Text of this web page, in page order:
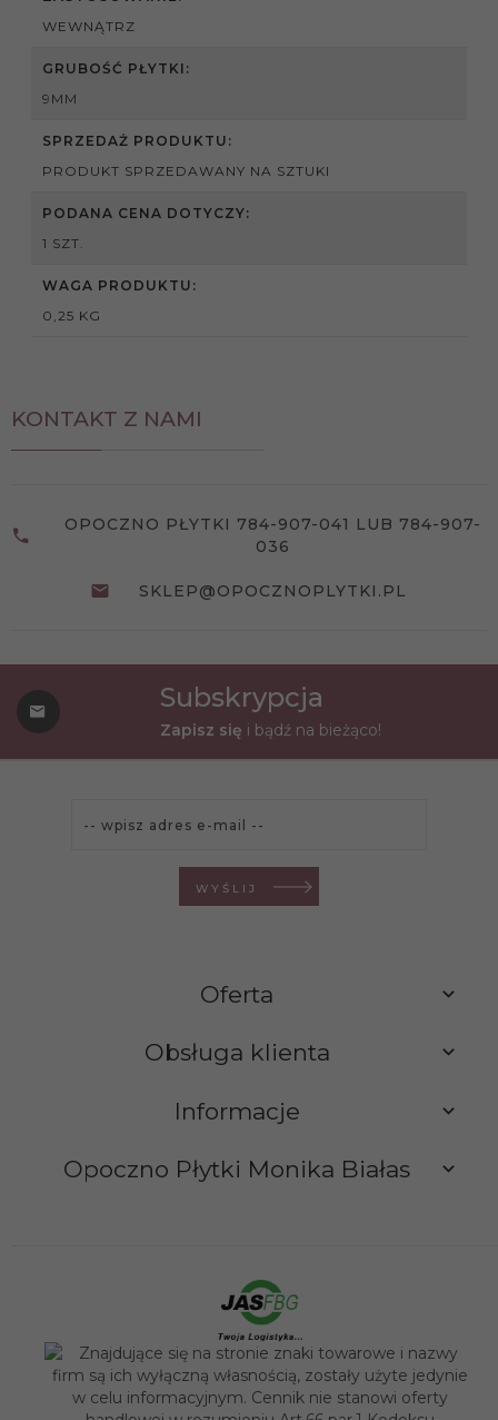
WEWNĄTRZ
GRUBOŚĆ PŁYTKI:
9MM
SPRZEDAŻ PRODUKTU:
PRODUKT SPRZEDAWANY NA SZTUKI
PODANA CENA DOTYCZY:
1 SZT.
WAGA PRODUKTU:
0,25 KG
KONTAKT Z NAMI
OPOCZNO PŁYTKI 784-907-041 LUB 784-907-
036
SKLEP@OPOCZNOPLYTKI.PL
Subskrypcja
Zapisz się i bądź na bieżąco!
WYŚLIJ
Oferta
Obsługa klienta
Informacje
Opoczno Płytki Monika Białas
sklep@opocznoplytki.pl